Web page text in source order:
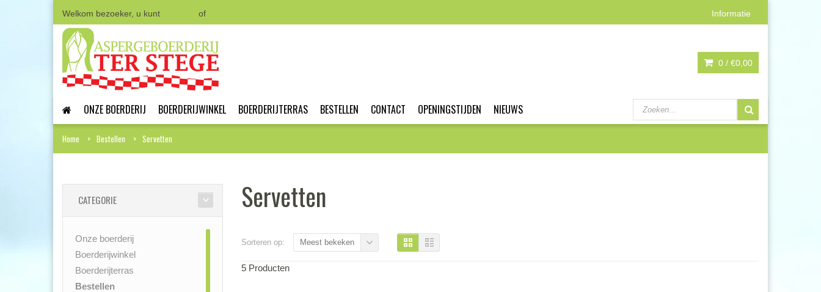
Welkom bezoeker, u kunt of Informatie
0 / €0,00
ONZE BOERDERIJ BOERDERIJWINKEL BOERDERIJTERRAS BESTELLEN CONTACT OPENINGSTIJDEN NIEUWS
Home Bestellen Servetten
CATEGORIE
Onze boerderij
Boerderijwinkel
Boerderijterras
Bestellen
Servetten
Sorteren op: Meest bekeken
5 Producten